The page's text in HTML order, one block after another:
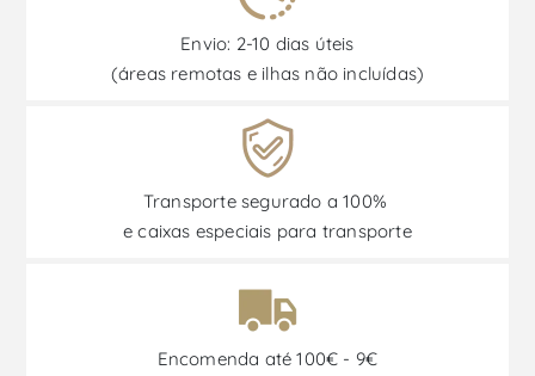
Envio: 2-10 dias úteis
(áreas remotas e ilhas não incluídas)
Transporte segurado a 100%
e caixas especiais para transporte
Encomenda até 100€ - 9€